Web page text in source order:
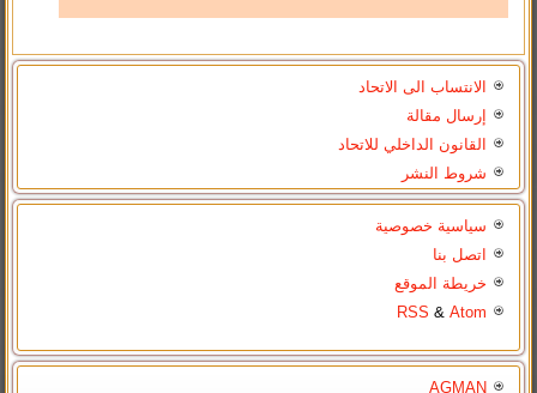
الانتساب الى الاتحاد
إرسال مقالة
القانون الداخلي للاتحاد
شروط النشر
سياسية خصوصية
اتصل بنا
خريطة الموقع
RSS & Atom
AGMAN